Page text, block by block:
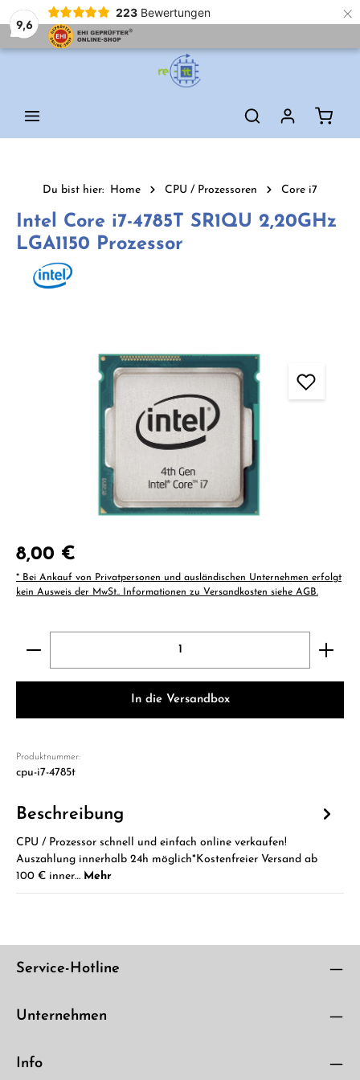
9,6
223 Bewertungen ×
Du bist hier: Home CPU / Prozessoren Core i7
Intel Core i7-4785T SR1QU 2,20GHz
LGA1150 Prozessor
Bildergalerie überspringen
Regulärer Preis:
8,00 €
* Bei Ankauf von Privatpersonen und ausländischen Unternehmen erfolgt
kein Ausweis der MwSt.. Informationen zu Versandkosten siehe AGB.
Produkt Anzahl: Gib den gewünschten Wert ein
In die Versandbox
Produktnummer:
cpu-i7-4785t
Beschreibung
CPU / Prozessor schnell und einfach online verkaufen!
Auszahlung innerhalb 24h möglich*Kostenfreier Versand ab
100 € inner… Mehr
Service-Hotline
Unternehmen
Info